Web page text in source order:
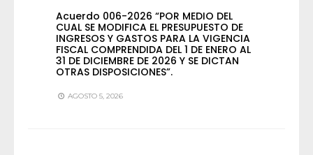
Acuerdo 006-2026 “POR MEDIO DEL
CUAL SE MODIFICA EL PRESUPUESTO DE
INGRESOS Y GASTOS PARA LA VIGENCIA
FISCAL COMPRENDIDA DEL 1 DE ENERO AL
31 DE DICIEMBRE DE 2026 Y SE DICTAN
OTRAS DISPOSICIONES”.
AGOSTO 5, 2026